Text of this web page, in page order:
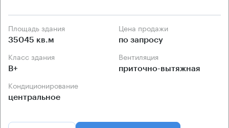
Площадь здания
35045 кв.м
Цена продажи
по запросу
Класс здания
B+
Вентиляция
приточно-вытяжная
Кондиционирование
центральное